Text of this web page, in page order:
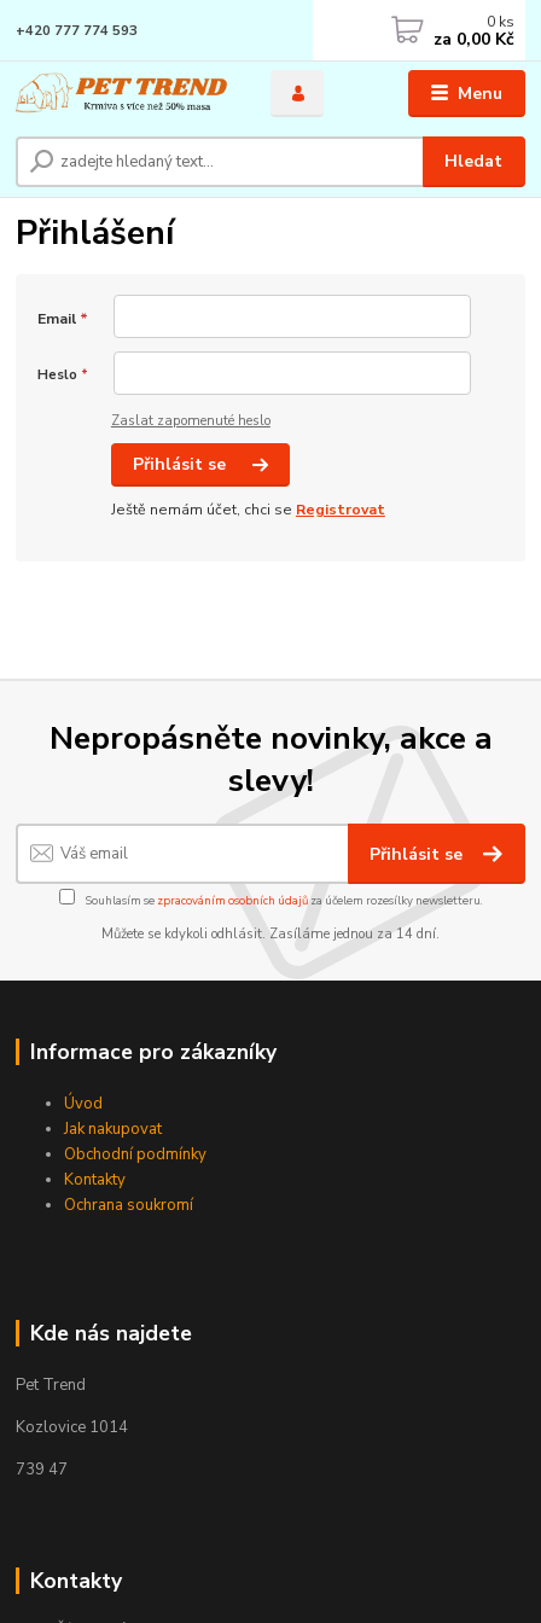
Menu
Hledat
+420 777 774 593 0 ks
za 0,00 Kč
Přihlášení
Email *
Heslo *
Zaslat zapomenuté heslo
Přihlásit se
Ještě nemám účet, chci se Registrovat
Nepropásněte novinky, akce a
slevy!
Přihlásit se
Souhlasím se zpracováním osobních údajůza účelem rozesílky newsletteru.
Můžete se kdykoli odhlásit. Zasíláme jednou za 14 dní.
Informace pro zákazníky
Úvod
Jak nakupovat
Obchodní podmínky
Kontakty
Ochrana soukromí
Kde nás najdete
Pet Trend
Kozlovice 1014
739 47
Kontakty